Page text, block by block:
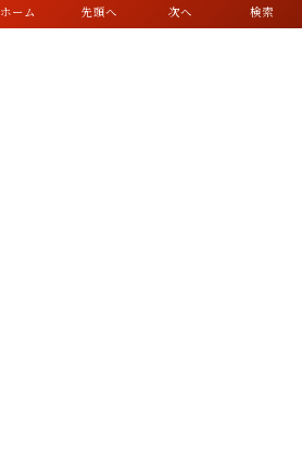
検索
ホーム 先頭へ 次へ